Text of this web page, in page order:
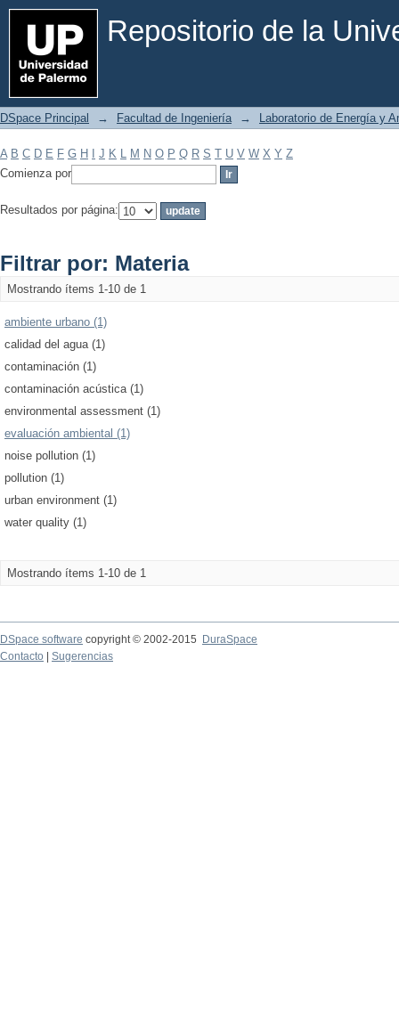
Repositorio de la
Filtrar por: Materia
DSpace Principal → Facultad de Ingeniería → Laboratorio de Energía y
A B C D E F G H J K L M N O P Q R S T U V W X Y Z
Comienza por
Resultados por página:
Filtrar por: Materia
Mostrando ítems 1-10 de 1
ambiente urbano (1)
calidad del agua (1)
contaminación (1)
contaminación acústica (1)
environmental assessment (1)
evaluación ambiental (1)
noise pollution (1)
pollution (1)
urban environment (1)
water quality (1)
Mostrando ítems 1-10 de 1
DSpace software copyright © 2002-2015
DuraSpace
Contacto
Sugerencias